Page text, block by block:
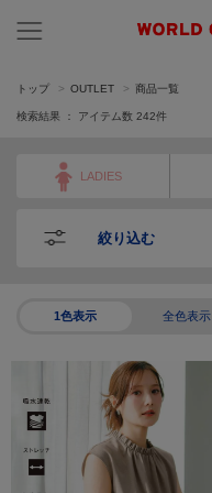
トップ OUTLET 商品一覧
検索結果 ： アイテム数 242件
LADIES
絞り込む
1色表示 全色表示